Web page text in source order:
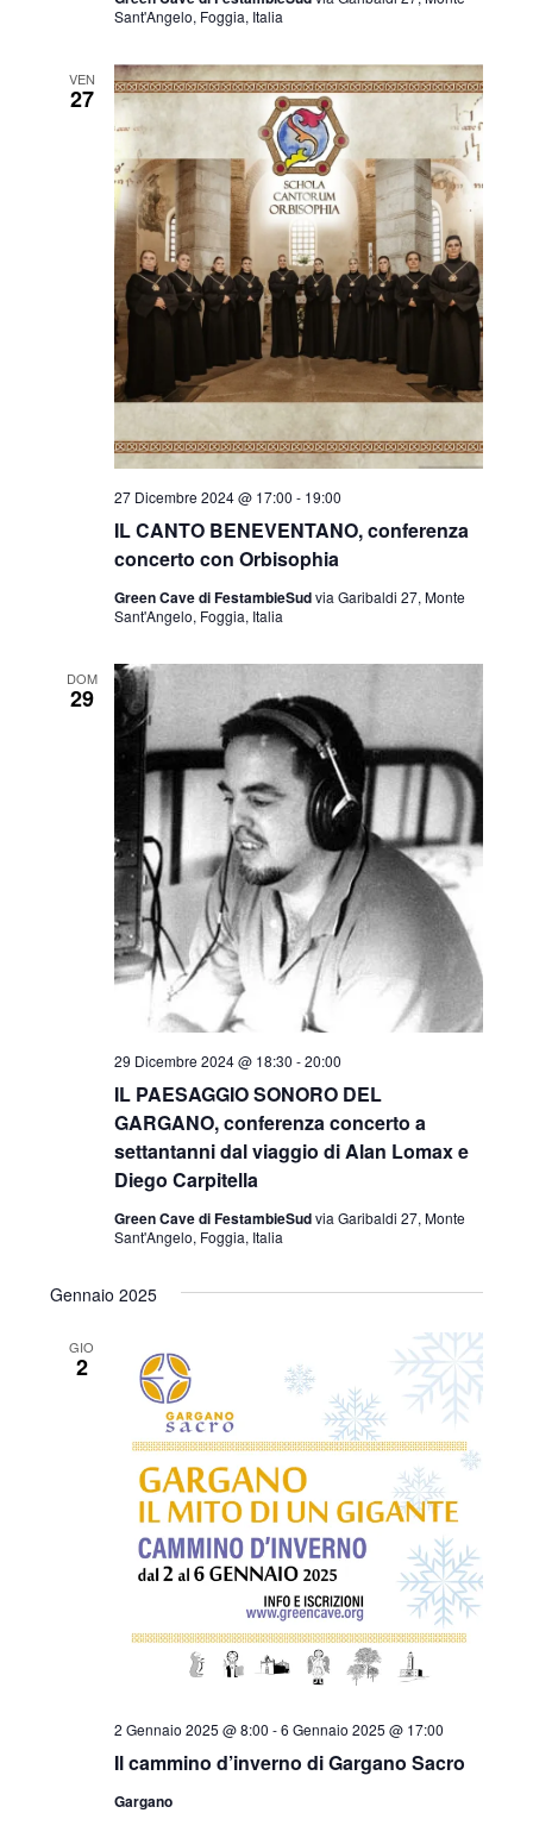
Sant'Angelo, Foggia, Italia
VEN
27
IL CANTO BENEVENTANO, conferenza
concerto con Orbisophia
27 Dicembre 2024 @ 17:00 - 19:00
Green Cave di FestambieSudvia Garibaldi 27, Monte
Sant'Angelo, Foggia, Italia
DOM
29
IL PAESAGGIO SONORO DEL
GARGANO, conferenza concerto a
settantanni dal viaggio di Alan Lomax e
Diego Carpitella
29 Dicembre 2024 @ 18:30 -20:00
Green Cave di FestambieSudvia Garibaldi 27, Monte
Sant'Angelo, Foggia, Italia
Gennaio 2025
GIO
2
Il cammino d’inverno di Gargano Sacro
2 Gennaio 2025 @ 8:00 -6 Gennaio 2025 @ 17:00
Gargano